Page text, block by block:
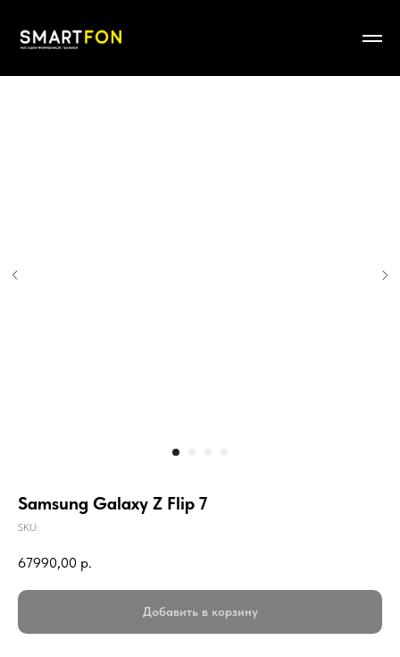
Samsung Galaxy Z Flip 7
SKU:
67990,00 р.
Добавить в корзину